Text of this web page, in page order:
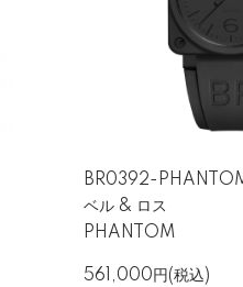
腕元に ― ベル＆ロスの魅
ット計器をルーツとするデザイ
BR0392-
ベル & ロス
PHANTOM
561,000円(税込)